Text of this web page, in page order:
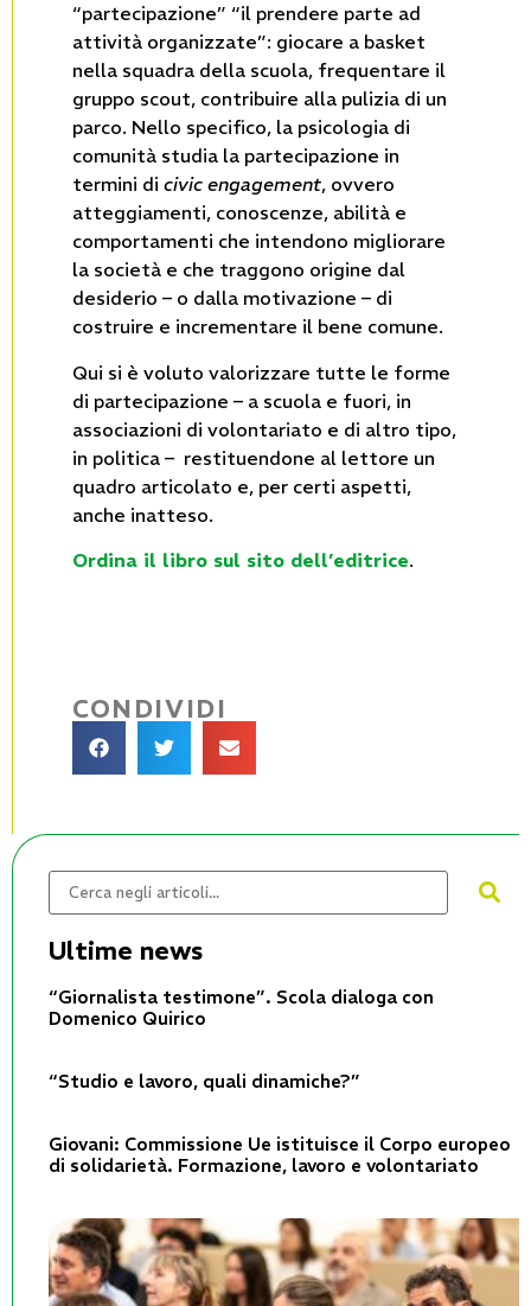
“partecipazione” “il prendere parte ad
attività organizzate”: giocare a basket
nella squa­dra della scuola, frequentare il
gruppo scout, contribuire alla pulizia di un
parco. Nello speci­fico, la psicologia di
comunità studia la parteci­pazione in
termini di civic engagement, ovvero
atteggiamenti, conoscenze, abilità e
comportamenti che intendono migliorare
la società e che traggono origine dal
desiderio – o dalla motiva­zione – di
costruire e incrementare il bene co­mune.
Qui si è voluto valorizzare tutte le forme
di partecipazione – a scuola e fuori, in
associazioni di volontariato e di altro tipo,
in politica – restituendone al let­tore un
quadro articolato e, per certi aspetti,
anche inatteso.
Ordina il libro sul sito dell’editrice.
CONDIVIDI
Ultime news
“Giornalista testimone”. Scola dialoga con
Domenico Quirico
“Studio e lavoro, quali dinamiche?”
Giovani: Commissione Ue istituisce il Corpo europeo
di solidarietà. Formazione, lavoro e volontariato